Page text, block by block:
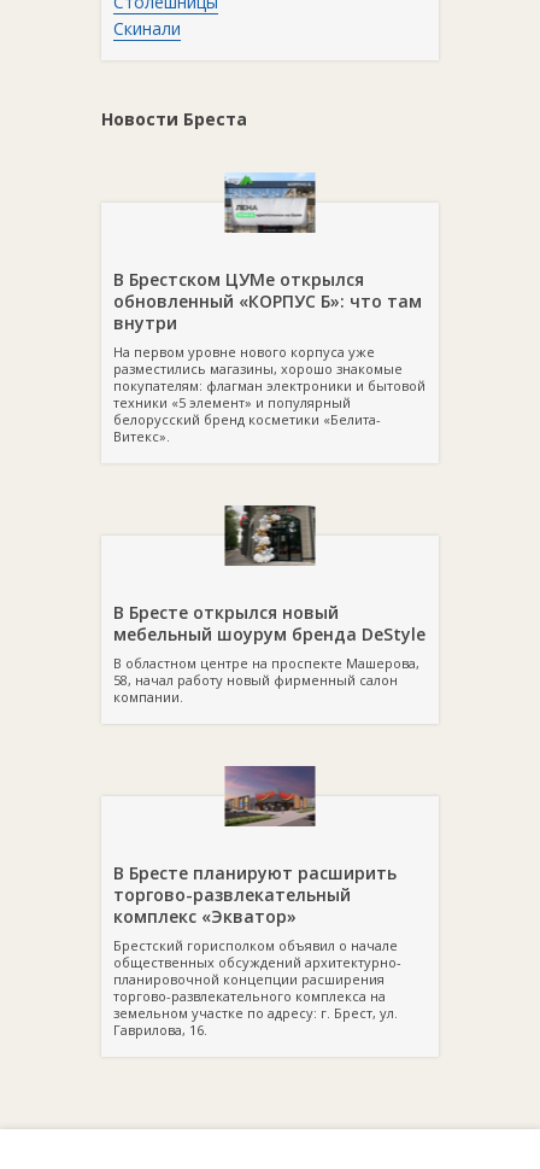
Скинали
Новости Бреста
В Брестском ЦУМе открылся
обновленный «КОРПУС Б»: что там
внутри
На первом уровне нового корпуса уже
разместились магазины, хорошо знакомые
покупателям: флагман электроники и бытовой
техники «5 элемент» и популярный
белорусский бренд косметики «Белита-
Витекс».
В Бресте открылся новый
мебельный шоурум бренда DeStyle
В областном центре на проспекте Машерова,
58, начал работу новый фирменный салон
компании.
В Бресте планируют расширить
торгово-развлекательный
комплекс «Экватор»
Брестский горисполком объявил о начале
общественных обсуждений архитектурно-
планировочной концепции расширения
торгово-развлекательного комплекса на
земельном участке по адресу: г. Брест, ул.
Гаврилова, 16.